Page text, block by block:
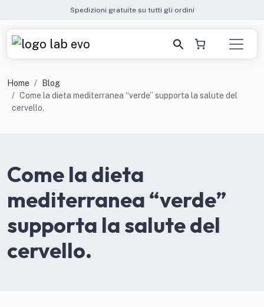
Spedizioni gratuite su tutti gli ordini
Home
Blog
Come la dieta mediterranea “verde” supporta la salute del
cervello.
Come la dieta
mediterranea “verde”
supporta la salute del
cervello.